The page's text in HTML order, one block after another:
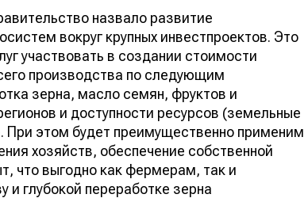
назвало развитие
вокруг крупных инвестпроектов. Это
участвовать в создании стоимости
производства по следующим
зерна, масло семян, фруктов и
и доступности ресурсов (земельные
При этом будет преимущественно применим
хозяйств, обеспечение собственной
что выгодно как фермерам, так и
и глубокой переработке зерна